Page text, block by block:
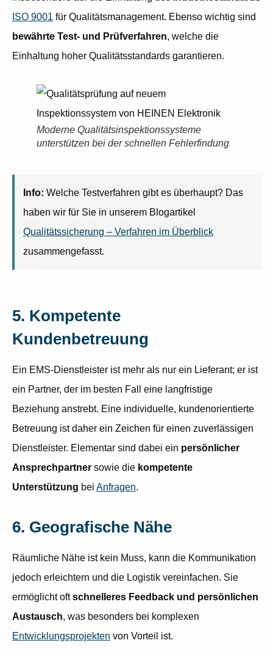
ISO 9001 für Qualitätsmanagement. Ebenso wichtig sind
bewährte Test- und Prüfverfahren, welche die
Einhaltung hoher Qualitätsstandards garantieren.
Moderne Qualitätsinspektionssysteme
unterstützen bei der schnellen Fehlerfindung
Info: Welche Testverfahren gibt es überhaupt? Das
haben wir für Sie in unserem Blogartikel
Qualitätssicherung – Verfahren im Überblick
zusammengefasst.
5. Kompetente
Kundenbetreuung
Ein EMS-Dienstleister ist mehr als nur ein Lieferant; er ist
ein Partner, der im besten Fall eine langfristige
Beziehung anstrebt. Eine individuelle, kundenorientierte
Betreuung ist daher ein Zeichen für einen zuverlässigen
Dienstleister. Elementar sind dabei ein persönlicher
Ansprechpartner sowie die kompetente
Unterstützung bei Anfragen.
6. Geografische Nähe
Räumliche Nähe ist kein Muss, kann die Kommunikation
jedoch erleichtern und die Logistik vereinfachen. Sie
ermöglicht oftschnelleres Feedback und persönlichen
Austausch, was besonders bei komplexen
Entwicklungsprojekten von Vorteil ist.